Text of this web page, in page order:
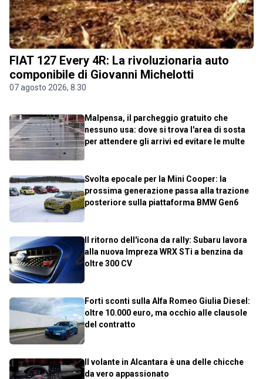
FIAT 127 Every 4R: La rivoluzionaria auto
componibile di Giovanni Michelotti
07 agosto 2026, 8.30
Malpensa, il parcheggio gratuito che
nessuno usa: dove si trova l'area di sosta
per attendere gli arrivi ed evitare le multe
Svolta epocale per la Mini Cooper: la
prossima generazione passa alla trazione
posteriore sulla piattaforma BMW Gen6
Il ritorno dell'icona da rally: Subaru lavora
alla nuova Impreza WRX STi a benzina da
oltre 300 CV
Forti sconti sulla Alfa Romeo Giulia Diesel:
oltre 10.000 euro, ma occhio alle clausole
del contratto
Il volante in Alcantara è una delle chicche
da vero appassionato